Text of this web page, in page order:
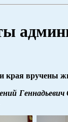
края вручены
Геннадьевич